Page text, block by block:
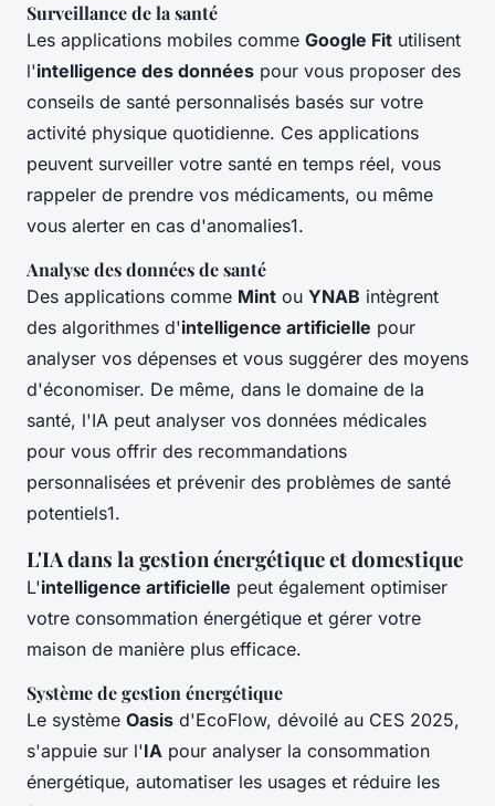
Surveillance de la santé
Les applications mobiles comme Google Fit utilisent
l'intelligence des données pour vous proposer des
conseils de santé personnalisés basés sur votre
activité physique quotidienne. Ces applications
peuvent surveiller votre santé en temps réel, vous
rappeler de prendre vos médicaments, ou même
vous alerter en cas d'anomalies1.
Analyse des données de santé
Des applications comme Mint ou YNAB intègrent
des algorithmes d'intelligence artificielle pour
analyser vos dépenses et vous suggérer des moyens
d'économiser. De même, dans le domaine de la
santé, l'IA peut analyser vos données médicales
pour vous offrir des recommandations
personnalisées et prévenir des problèmes de santé
potentiels1.
L'IA dans la gestion énergétique et domestique
L'intelligence artificielle peut également optimiser
votre consommation énergétique et gérer votre
maison de manière plus efficace.
Système de gestion énergétique
Le système Oasis d'EcoFlow, dévoilé au CES 2025,
s'appuie sur l'IA pour analyser la consommation
énergétique, automatiser les usages et réduire les